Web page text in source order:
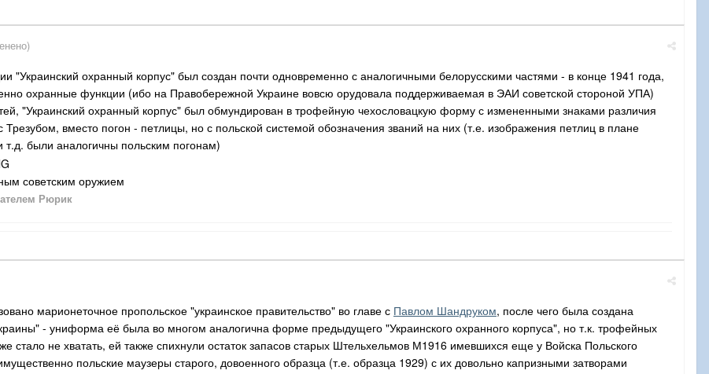
"Украинский охранный корпус" был создан почти одновременно с аналогичными белорусскими частями - в конце 1941 года,
охранные функции (ибо на Правобережной Украине вовсю орудовала поддерживаемая в ЭАИ советской стороной УПА)
"Украинский охранный корпус" был обмундирован в трофейную чехословацкую форму с измененными знаками различия
Трезубом, вместо погон - петлицы, но с польской системой обозначения званий на них (т.е. изображения петлиц в плане
т.д. были аналогичны польским погонам)
советским оружием
Рюрик
марионеточное пропольское "украинское правительство" во главе с Павлом Шандруком, после чего была создана
- униформа её была во многом аналогична форме предыдущего "Украинского охранного корпуса", но т.к. трофейных
стало не хватать, ей также спихнули остаток запасов старых Штельхельмов М1916 имевшихся еще у Войска Польского
польские маузеры старого, довоенного образца (т.е. образца 1929) с их довольно капризными затворами